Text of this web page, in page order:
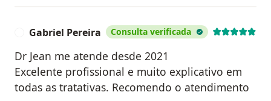
Gabriel Pereira Consulta verificada
Dr Jean me atende desde 2021
Excelente profissional e muito explicativo em
todas as tratativas. Recomendo o atendimento